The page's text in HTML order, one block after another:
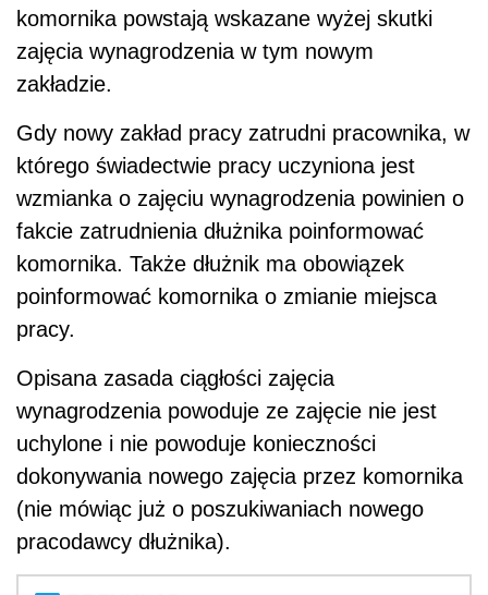
komornika powstają wskazane wyżej skutki
zajęcia wynagrodzenia w tym nowym
zakładzie.
Gdy nowy zakład pracy zatrudni pracownika, w
którego świadectwie pracy uczyniona jest
wzmianka o zajęciu wynagrodzenia powinien o
fakcie zatrudnienia dłużnika poinformować
komornika. Także dłużnik ma obowiązek
poinformować komornika o zmianie miejsca
pracy.
Opisana zasada ciągłości zajęcia
wynagrodzenia powoduje ze zajęcie nie jest
uchylone i nie powoduje konieczności
dokonywania nowego zajęcia przez komornika
(nie mówiąc już o poszukiwaniach nowego
pracodawcy dłużnika).